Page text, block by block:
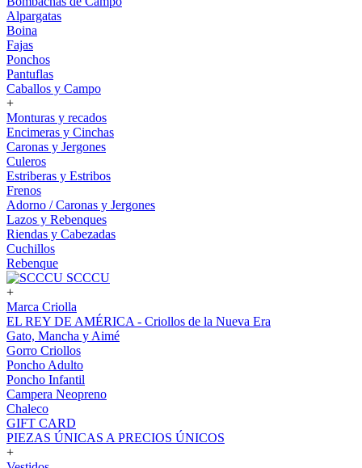
Alpargatas
Boina
Fajas
Ponchos
Pantuflas
Caballos y Campo
+
Monturas y recados
Encimeras y Cinchas
Caronas y Jergones
Culeros
Estriberas y Estribos
Frenos
Adorno / Caronas y Jergones
Lazos y Rebenques
Riendas y Cabezadas
Cuchillos
Rebenque
SCCCU
+
Marca Criolla
EL REY DE AMÉRICA - Criollos de la Nueva Era
Gato, Mancha y Aimé
Gorro Criollos
Poncho Adulto
Poncho Infantil
Campera Neopreno
Chaleco
GIFT CARD
PIEZAS ÚNICAS A PRECIOS ÚNICOS
+